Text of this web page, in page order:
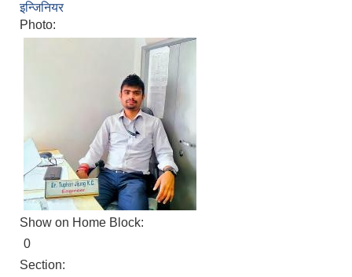
इन्जिनियर
Photo:
Show on Home Block:
0
Section: